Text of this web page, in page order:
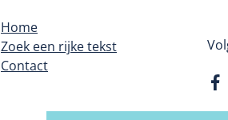
Footer
Home
Zoek een rijke tekst
Contact